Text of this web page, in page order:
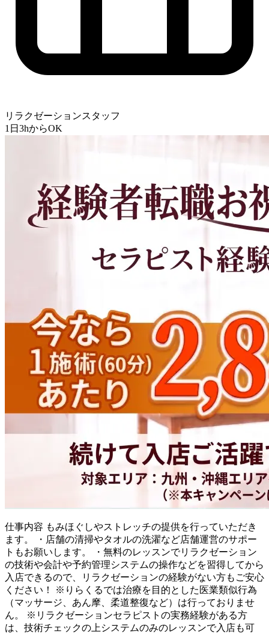
リラクゼーションスタッフ
1日3hからOK
仕事内容 もみほぐしやストレッチの提供を行っていただき
ます。 ・店舗の清掃やタオルの洗濯など店舗運営のサポー
トもお願いします。 ・無料のレッスンでリラクゼーション
の技術や会計や予約管理システムの操作などを習得してから
入店できるので、リラクゼーションの経験がない方もご安心
ください！ ※りらくるでは治療を目的とした医業類似行為
（マッサージ、あん摩、柔道整復など）は行っておりませ
ん。 ※リラクゼーションセラピストの実務経験がある方
は、技術チェックの上システムのみのレッスンで入店も可